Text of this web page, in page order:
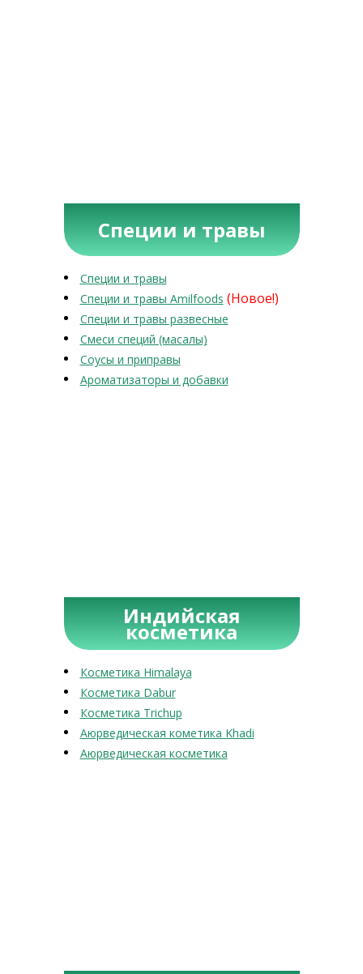
Специи и травы
Специи и травы
Специи и травы Amilfoods (Новое!)
Специи и травы развесные
Смеси специй (масалы)
Соусы и приправы
Ароматизаторы и добавки
Индийская
косметика
Косметика Himalaya
Косметика Dabur
Косметика Trichup
Аюрведическая кометика Khadi
Аюрведическая косметика